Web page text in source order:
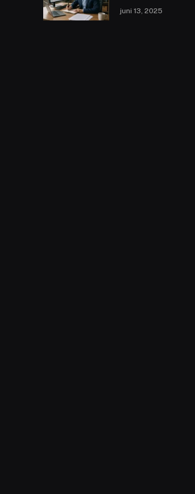
juni 13, 2025